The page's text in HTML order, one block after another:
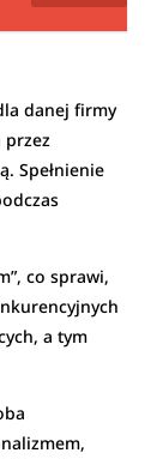
danej firmy
przez
Spełnienie
co sprawi,
a tym